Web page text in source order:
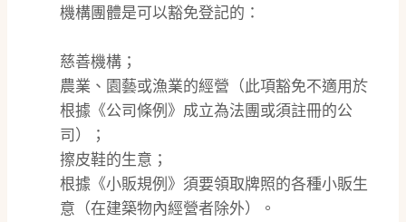
機構團體是可以豁免登記的：
慈善機構；
農業、園藝或漁業的經營（此項豁免不適用於
根據《公司條例》成立為法團或須註冊的公
司）；
擦皮鞋的生意；
根據《小販規例》須要領取牌照的各種小販生
意（在建築物內經營者除外）。